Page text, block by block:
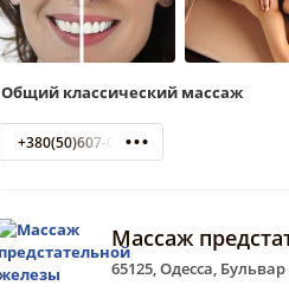
Общий классический массаж
+380(50)607-06-03
Массаж
65125, Одесса,